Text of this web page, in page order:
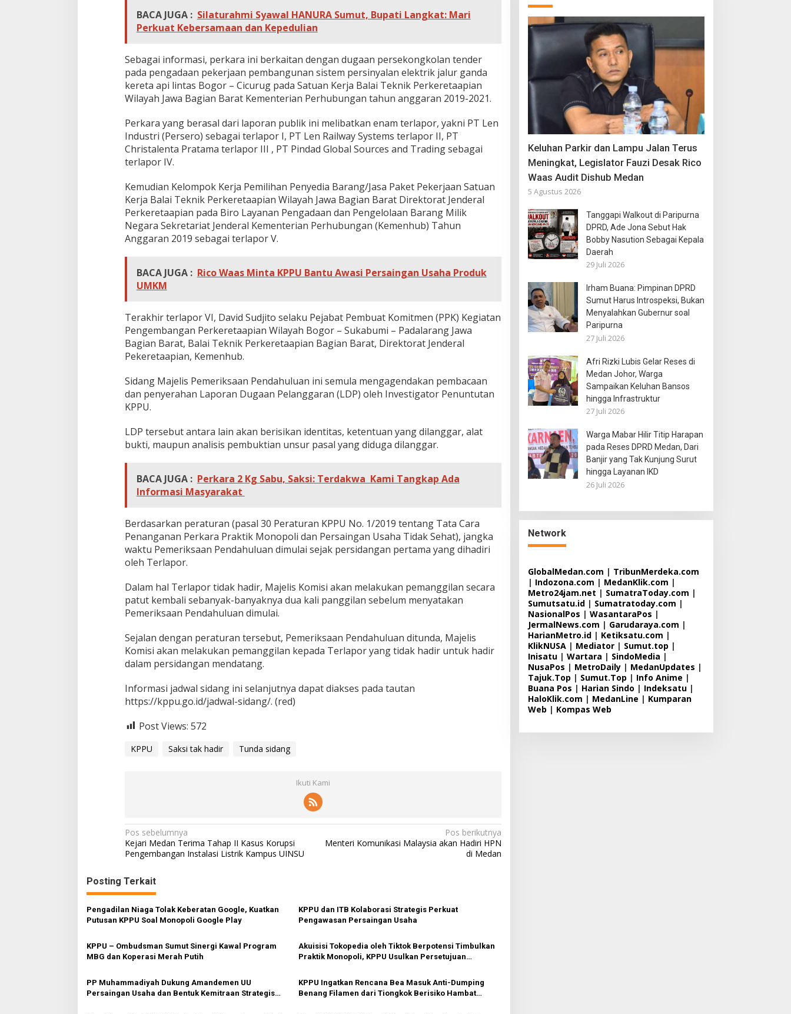
BACA JUGA : Silaturahmi Syawal HANURA Sumut, Bupati Langkat: Mari
Perkuat Kebersamaan dan Kepedulian
Sebagai informasi, perkara ini berkaitan dengan dugaan persekongkolan tender
pada pengadaan pekerjaan pembangunan sistem persinyalan elektrik jalur ganda
kereta api lintas Bogor – Cicurug pada Satuan Kerja Balai Teknik Perkeretaapian
Wilayah Jawa Bagian Barat Kementerian Perhubungan tahun anggaran 2019-2021.
Perkara yang berasal dari laporan publik ini melibatkan enam terlapor, yakni PT Len
Industri (Persero) sebagai terlapor I, PT Len Railway Systems terlapor II, PT
Christalenta Pratama terlapor III , PT Pindad Global Sources and Trading sebagai
terlapor IV.
Kemudian Kelompok Kerja Pemilihan Penyedia Barang/Jasa Paket Pekerjaan Satuan
Kerja Balai Teknik Perkeretaapian Wilayah Jawa Bagian Barat Direktorat Jenderal
Perkeretaapian pada Biro Layanan Pengadaan dan Pengelolaan Barang Milik
Negara Sekretariat Jenderal Kementerian Perhubungan (Kemenhub) Tahun
Anggaran 2019 sebagai terlapor V.
BACA JUGA : Rico Waas Minta KPPU Bantu Awasi Persaingan Usaha Produk
UMKM
Terakhir terlapor VI, David Sudjito selaku Pejabat Pembuat Komitmen (PPK) Kegiatan
Pengembangan Perkeretaapian Wilayah Bogor – Sukabumi – Padalarang Jawa
Bagian Barat, Balai Teknik Perkeretaapian Bagian Barat, Direktorat Jenderal
Pekeretaapian, Kemenhub.
Sidang Majelis Pemeriksaan Pendahuluan ini semula mengagendakan pembacaan
dan penyerahan Laporan Dugaan Pelanggaran (LDP) oleh Investigator Penuntutan
KPPU.
LDP tersebut antara lain akan berisikan identitas, ketentuan yang dilanggar, alat
bukti, maupun analisis pembuktian unsur pasal yang diduga dilanggar.
BACA JUGA : Perkara 2 Kg Sabu, Saksi: Terdakwa Kami Tangkap Ada
Informasi Masyarakat
Berdasarkan peraturan (pasal 30 Peraturan KPPU No. 1/2019 tentang Tata Cara
Penanganan Perkara Praktik Monopoli dan Persaingan Usaha Tidak Sehat), jangka
waktu Pemeriksaan Pendahuluan dimulai sejak persidangan pertama yang dihadiri
oleh Terlapor.
Dalam hal Terlapor tidak hadir, Majelis Komisi akan melakukan pemanggilan secara
patut kembali sebanyak-banyaknya dua kali panggilan sebelum menyatakan
Pemeriksaan Pendahuluan dimulai.
Sejalan dengan peraturan tersebut, Pemeriksaan Pendahuluan ditunda, Majelis
Komisi akan melakukan pemanggilan kepada Terlapor yang tidak hadir untuk hadir
dalam persidangan mendatang.
Informasi jadwal sidang ini selanjutnya dapat diakses pada tautan
https://kppu.go.id/jadwal-sidang/. (red)
Post Views: 572
KPPU Saksi tak hadir Tunda sidang
Ikuti Kami
Navigasi
pos
Pos sebelumnya
Kejari Medan Terima Tahap II Kasus Korupsi
Pengembangan Instalasi Listrik Kampus UINSU
Pos berikutnya
Menteri Komunikasi Malaysia akan Hadiri HPN
di Medan
Posting Terkait
Pengadilan Niaga Tolak Keberatan Google, Kuatkan
Putusan KPPU Soal Monopoli Google Play
KPPU dan ITB Kolaborasi Strategis Perkuat
Pengawasan Persaingan Usaha
KPPU – Ombudsman Sumut Sinergi Kawal Program
MBG dan Koperasi Merah Putih
Akuisisi Tokopedia oleh Tiktok Berpotensi Timbulkan
Praktik Monopoli, KPPU Usulkan Persetujuan
PP Muhammadiyah Dukung Amandemen UU
Persaingan Usaha dan Bentuk Kemitraan Strategis
KPPU Ingatkan Rencana Bea Masuk Anti-Dumping
Benang Filamen dari Tiongkok Berisiko Hambat
Keluhan Parkir dan Lampu Jalan Terus
Meningkat, Legislator Fauzi Desak Rico
Waas Audit Dishub Medan
5 Agustus 2026
Tanggapi Walkout di Paripurna
DPRD, Ade Jona Sebut Hak
Bobby Nasution Sebagai Kepala
Daerah
29 Juli 2026
Irham Buana: Pimpinan DPRD
Sumut Harus Introspeksi, Bukan
Menyalahkan Gubernur soal
Paripurna
27 Juli 2026
Afri Rizki Lubis Gelar Reses di
Medan Johor, Warga
Sampaikan Keluhan Bansos
hingga Infrastruktur
27 Juli 2026
Warga Mabar Hilir Titip Harapan
pada Reses DPRD Medan, Dari
Banjir yang Tak Kunjung Surut
hingga Layanan IKD
26 Juli 2026
Network
GlobalMedan.com | TribunMerdeka.com
| Indozona.com | MedanKlik.com |
Metro24jam.net | SumatraToday.com |
Sumutsatu.id| Sumatratoday.com |
NasionalPos | WasantaraPos |
JermalNews.com | Garudaraya.com |
HarianMetro.id| Ketiksatu.com |
KlikNUSA| Mediator| Sumut.top |
Inisatu| Wartara | SindoMedia |
NusaPos | MetroDaily| MedanUpdates |
Tajuk.Top | Sumut.Top | Info Anime |
Buana Pos | Harian Sindo | Indeksatu|
HaloKlik.com | MedanLine | Kumparan
Web | Kompas Web